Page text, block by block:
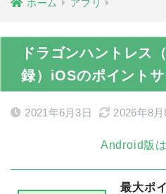
ホーム アプリ
ドラゴンハントレス
録）iOSのポイント
2021年6月3日 2026年8月
Android版
最大ポ